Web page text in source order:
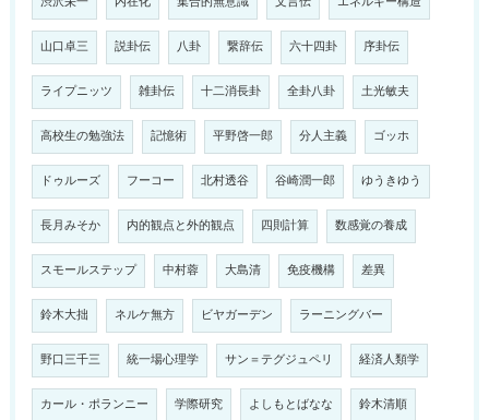
山口卓三 説卦伝 八卦 繋辞伝 六十四卦 序卦伝
ライプニッツ 雑卦伝 十二消長卦 全卦八卦 土光敏夫
高校生の勉強法 記憶術 平野啓一郎 分人主義 ゴッホ
ドゥルーズ フーコー 北村透谷 谷崎潤一郎 ゆうきゆう
長月みそか 内的観点と外的観点 四則計算 数感覚の養成
スモールステップ 中村蓉 大島清 免疫機構 差異
鈴木大拙 ネルケ無方 ビヤガーデン ラーニングバー
野口三千三 統一場心理学 サン＝テグジュペリ 経済人類学
カール・ポランニー 学際研究 よしもとばなな 鈴木清順